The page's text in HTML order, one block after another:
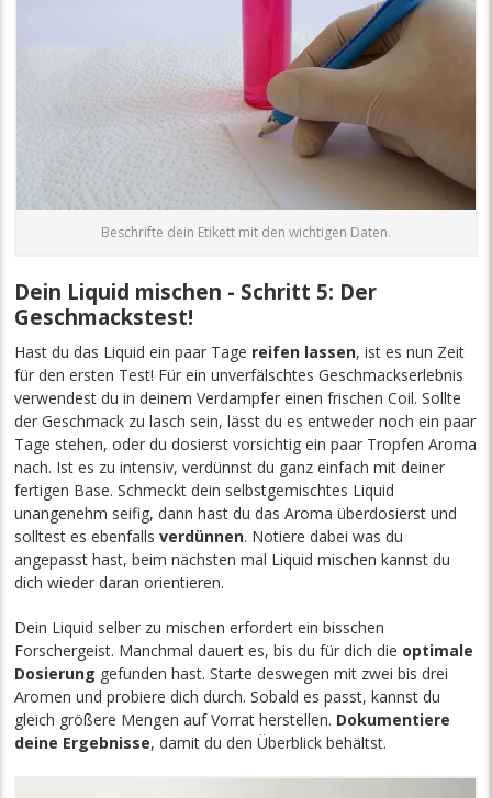
Beschrifte dein Etikett mit den wichtigen Daten.
Dein Liquid mischen - Schritt 5: Der
Geschmackstest!
Hast du das Liquid ein paar Tage reifen lassen, ist es nun Zeit
für den ersten Test! Für ein unverfälschtes Geschmackserlebnis
verwendest du in deinem Verdampfer einen frischen Coil. Sollte
der Geschmack zu lasch sein, lässt du es entweder noch ein paar
Tage stehen, oder du dosierst vorsichtig ein paar Tropfen Aroma
nach. Ist es zu intensiv, verdünnst du ganz einfach mit deiner
fertigen Base. Schmeckt dein selbstgemischtes Liquid
unangenehm seifig, dann hast du das Aroma überdosierst und
solltest es ebenfallsverdünnen. Notiere dabei was du
angepasst hast, beim nächsten mal Liquid mischen kannst du
dich wieder daran orientieren.
Dein Liquid selber zu mischen erfordert ein bisschen
Forschergeist. Manchmal dauert es, bis du für dich die optimale
Dosierung gefunden hast. Starte deswegen mit zwei bis drei
Aromen und probiere dich durch. Sobald es passt, kannst du
gleich größere Mengen auf Vorrat herstellen. Dokumentiere
deine Ergebnisse, damit du den Überblick behältst.